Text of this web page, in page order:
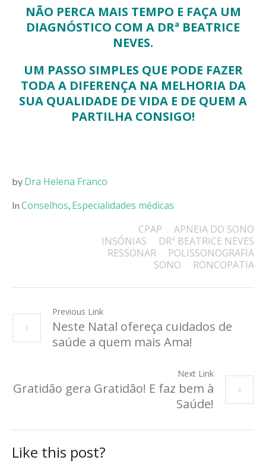
NÃO PERCA MAIS TEMPO E FAÇA UM
DIAGNÓSTICO COM A DRª BEATRICE
NEVES.
UM PASSO SIMPLES QUE PODE FAZER
TODA A DIFERENÇA NA MELHORIA DA
SUA QUALIDADE DE VIDA E DE QUEM A
PARTILHA CONSIGO!
by Dra Helena Franco
In Conselhos, Especialidades médicas
APNEIA DO SONO
CPAP
DRª BEATRICE NEVES
INSÓNIAS
POLISSONOGRAFIA
RESSONAR
RONCOPATIA
SONO
Previous Link
Neste Natal ofereça cuidados de
saúde a quem mais Ama!
Next Link
Gratidão gera Gratidão! E faz bem à
Saúde!
Like this post?